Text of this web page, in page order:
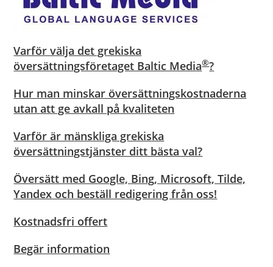
Varför välja det grekiska
översättningsföretaget Baltic Media®?
Hur man minskar översättningskostnaderna
utan att ge avkall på kvaliteten
Varför är mänskliga grekiska
översättningstjänster ditt bästa val?
Översätt med Google, Bing, Microsoft, Tilde,
Yandex och beställ redigering från oss!
Kostnadsfri offert
Begär information